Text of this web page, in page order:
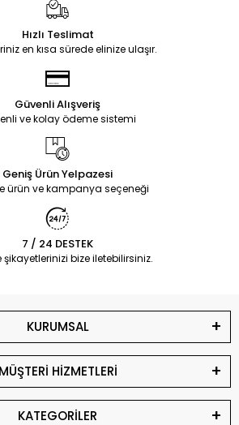
Hızlı Teslimat
en kısa sürede elinize ulaşır.
Güvenli Alışveriş
ve kolay ödeme sistemi
Geniş Ürün Yelpazesi
ürün ve kampanya seçeneği
7 / 24 DESTEK
şikayetlerinizi bize iletebilirsiniz.
KURUMSAL
MÜŞTERİ HİZMETLERİ
KATEGORİLER